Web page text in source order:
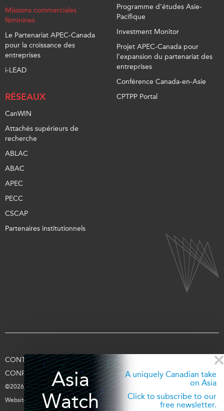
Asia
Watch
A uniquely Canadian take
on Asia
Click to subscribe to our
free newsletter.
Missions commerciales
féminines
Le Partenariat APEC-Canada
pour la croissance des
entreprises
i-LEAD
RÉSEAUX
CanWIN
Attachés supérieurs de
recherche
ABLAC
ABAC
APEC
PECC
CSCAP
Partenaires institutionnels
Programme d’études Asie-
Pacifique
Investment Monitor
Projet APEC-Canada pour
l’expansion du partenariat des
entreprises
Conférence Canada-en-Asie
CPTPP Portal
CONTACTEZ-NOUS
CONDITIONS D’UTILISATION
CONFIDENTIALITÉ
APPUYEZ-NOUS SE CONNECTER
©2026 Fondation Asie Pacifique du Canada
Website parentra.ca